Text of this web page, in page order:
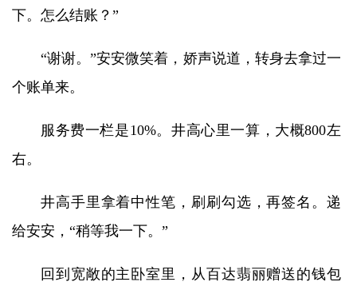
下。怎么结账？”
“谢谢。”安安微笑着，娇声说道，转身去拿过一
个账单来。
服务费一栏是10%。井高心里一算，大概800左
右。
井高手里拿着中性笔，刷刷勾选，再签名。递
给安安，“稍等我一下。”
回到宽敞的主卧室里，从百达翡丽赠送的钱包